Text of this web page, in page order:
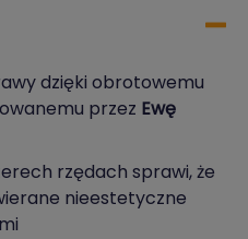
dzięki obrotowemu
przez Ewę
rzędach sprawi, że
nieestetyczne